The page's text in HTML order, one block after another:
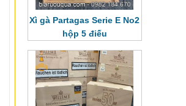
Xì gà Partagas Serie E No2
hộp 5 điếu